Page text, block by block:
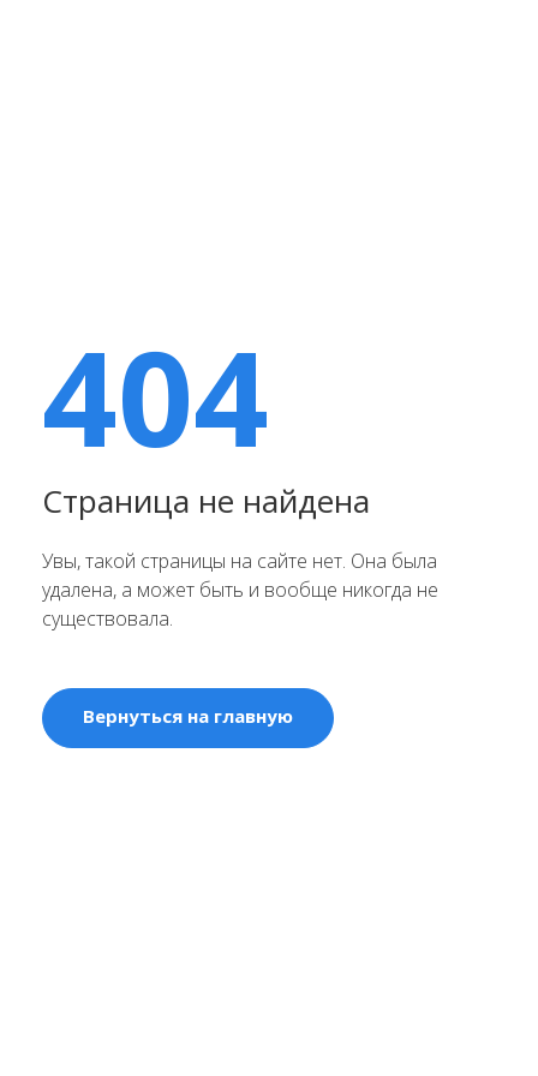
404
Страница не найдена
Увы, такой страницы на сайте нет. Она была
удалена, а может быть и вообще никогда не
существовала.
Вернуться на главную